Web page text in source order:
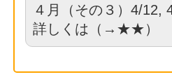
４月（その３）4/12,
詳しくは（→ ★★）